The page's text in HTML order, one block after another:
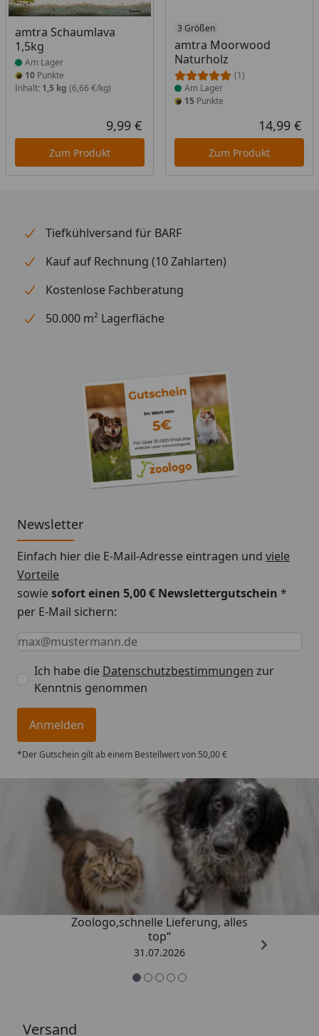
amtra Schaumlava
1,5kg
Produkt am Lager
Am Lager
10 Punkte
Inhalt: 1,5 kg (6,66 €/kg)
Aktueller Preis
9,99 €
Zum Produkt
3 Größen
amtra Moorwood
Naturholz
(1)
Produkt am Lager
Am Lager
15 Punkte
14,99 €
Zum Produkt
Tiefkühlversand für BARF
Kauf auf Rechnung (10 Zahlarten)
Kostenlose Fachberatung
50.000 m² Lagerfläche
Newsletter
Einfach hier die E-Mail-Adresse eintragen und viele
Vorteile
sowiesofort einen 5,00 € Newslettergutschein *
per E-Mail sichern:
Keine Eingabe erforderlich
Eingabe erforderlich
E-Mail *
Ich habe die Datenschutzbestimmungen zur
Kenntnis genommen
Anmelden
*Der Gutschein gilt ab einem Bestellwert von 50,00 €
Trusted Shops
4,73/ 5
„Gute Erfahrung mit
Zoologo,schnelle Lieferung, alles
top“
31.07.2026
Versand